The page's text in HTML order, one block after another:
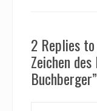
2 Replies
Zeichen des
Buchberger”